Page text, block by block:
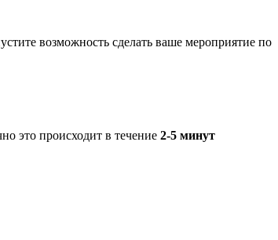
возможность сделать ваше мероприятие по
это происходит в течение 2-5 минут